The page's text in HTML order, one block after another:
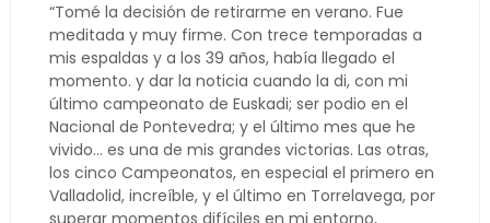
“Tomé la decisión de retirarme en verano. Fue
meditada y muy firme. Con trece temporadas a
mis espaldas y a los 39 años, había llegado el
momento. y dar la noticia cuando la di, con mi
último campeonato de Euskadi; ser podio en el
Nacional de Pontevedra; y el último mes que he
vivido… es una de mis grandes victorias. Las otras,
los cinco Campeonatos, en especial el primero en
Valladolid, increíble, y el último en Torrelavega, por
superar momentos difíciles en mi entorno,